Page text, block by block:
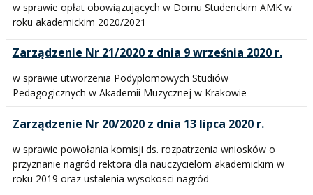
w sprawie opłat obowiązujących w Domu Studenckim AMK w
roku akademickim 2020/2021
Zarządzenie Nr 21/2020 z dnia 9 września 2020 r.
w sprawie utworzenia Podyplomowych Studiów
Pedagogicznych w Akademii Muzycznej w Krakowie
Zarządzenie Nr 20/2020 z dnia 13 lipca 2020 r.
w sprawie powołania komisji ds. rozpatrzenia wniosków o
przyznanie nagród rektora dla nauczycielom akademickim w
roku 2019 oraz ustalenia wysokosci nagród